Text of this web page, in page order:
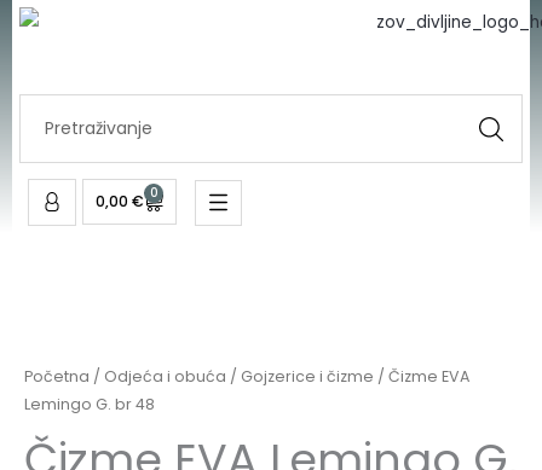
Skip
0,00 € 0
Cart
Početna / Odjeća i obuća / Gojzerice i čizme / Čizme EVA
Lemingo G. br 48
Lemingo
G.
br
48
G.
48
količina